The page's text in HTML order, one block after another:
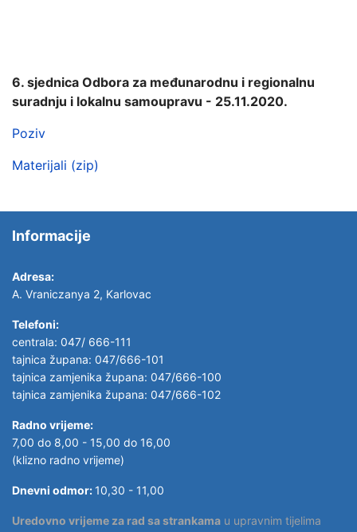
6. sjednica Odbora za međunarodnu i regionalnu
suradnju i lokalnu samoupravu - 25.11.2020.
Poziv
Materijali (zip)
Informacije
Adresa:
A. Vraniczanya 2, Karlovac
Telefoni:
centrala: 047/ 666-111
tajnica župana: 047/666-101
tajnica zamjenika župana: 047/666-100
tajnica zamjenika župana: 047/666-102
Radno vrijeme:
7,00 do 8,00 - 15,00 do 16,00
(klizno radno vrijeme)
Dnevni odmor: 10,30 - 11,00
Uredovno vrijeme za rad sa strankama u upravnim tijelima